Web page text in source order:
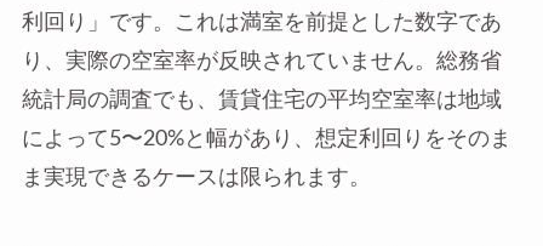
利回り」です。これは満室を前提とした数字であ
り、実際の空室率が反映されていません。総務省
統計局の調査でも、賃貸住宅の平均空室率は地域
によって5〜20%と幅があり、想定利回りをそのま
ま実現できるケースは限られます。